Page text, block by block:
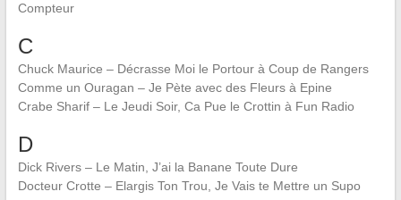
Compteur
C
Chuck Maurice – Décrasse Moi le Portour à Coup de Rangers
Comme un Ouragan – Je Pète avec des Fleurs à Epine
Crabe Sharif – Le Jeudi Soir, Ca Pue le Crottin à Fun Radio
D
Dick Rivers – Le Matin, J’ai la Banane Toute Dure
Docteur Crotte – Elargis Ton Trou, Je Vais te Mettre un Supo